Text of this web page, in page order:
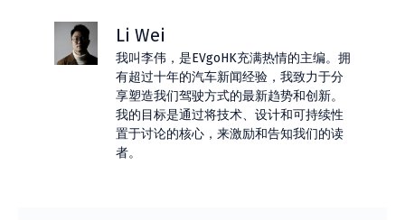
Li Wei
我叫李伟，是EVgoHK充满热情的主编。拥
有超过十年的汽车新闻经验，我致力于分
享塑造我们驾驶方式的最新趋势和创新。
我的目标是通过将技术、设计和可持续性
置于讨论的核心，来激励和告知我们的读
者。